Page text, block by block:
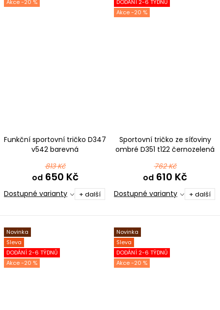
-20 %
Funkční sportovní tričko D347
v542 barevná
813 Kč
od650 Kč
Dostupné varianty + další
DODÁNÍ 2-6 TÝDNŮ
-20 %
Sportovní tričko ze síťoviny
ombré D351 t122 černozelená
762 Kč
od 610 Kč
Dostupné varianty + další
Novinka
Sleva
DODÁNÍ 2-6 TÝDNŮ
-20 %
Novinka
Sleva
DODÁNÍ 2-6 TÝDNŮ
-20 %